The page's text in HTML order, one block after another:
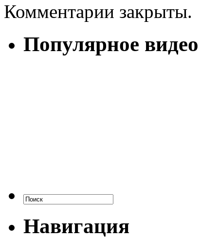
Комментарии закрыты.
Популярное видео
Навигация